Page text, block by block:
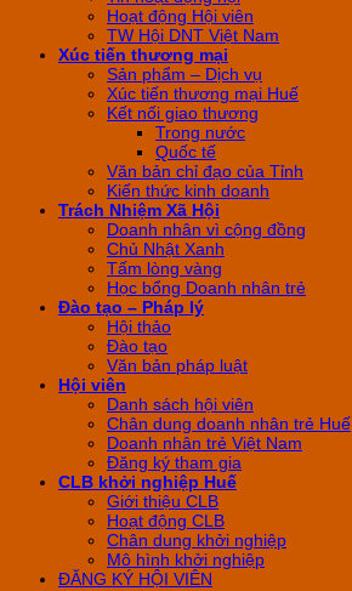
Hoạt động Hội viên
TW Hội DNT Việt Nam
Xúc tiến thương mại
Sản phẩm – Dịch vụ
Xúc tiến thương mại Huế
Kết nối giao thương
Trong nước
Quốc tế
Văn bản chỉ đạo của Tỉnh
Kiến thức kinh doanh
Trách Nhiệm Xã Hội
Doanh nhân vì cộng đồng
Chủ Nhật Xanh
Tấm lòng vàng
Học bổng Doanh nhân trẻ
Đào tạo – Pháp lý
Hội thảo
Đào tạo
Văn bản pháp luật
Hội viên
Danh sách hội viên
Chân dung doanh nhân trẻ Huế
Doanh nhân trẻ Việt Nam
Đăng ký tham gia
CLB khởi nghiệp Huế
Giới thiệu CLB
Hoạt động CLB
Chân dung khởi nghiệp
Mô hình khởi nghiệp
ĐĂNG KÝ HỘI VIÊN